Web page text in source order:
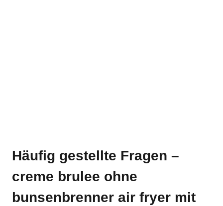
Häufig gestellte Fragen –
creme brulee ohne
bunsenbrenner air fryer mit